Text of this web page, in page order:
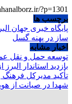
?p=1301
برچسب ها
پایگاه خبری جهان
ساز در پهنه گسل
اخبار مشابه
توسعه حمل و نقل
بازدید استاندار
تأکید مدیرکل فرهنگ
شهدا در صیانت از